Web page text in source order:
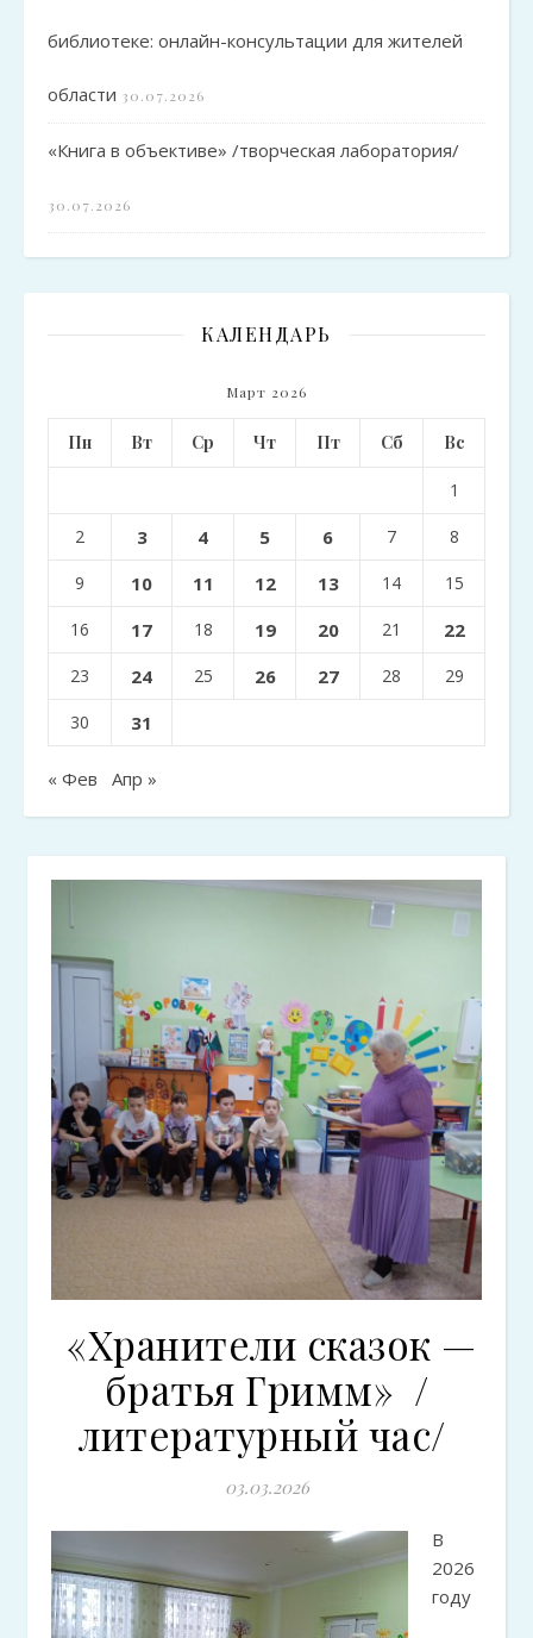
библиотеке: онлайн-консультации для жителей
области 30.07.2026
«Книга в объективе» /творческая лаборатория/
30.07.2026
КАЛЕНДАРЬ
Март 2026
Пн Вт Ср Чт Пт Сб Вс
1
2 3 4 5 6 7 8
9 10 11 12 13 14 15
16 17 18 19 20 21 22
23 24 25 26 27 28 29
30 31
« Фев Апр »
«Хранители сказок —
братья Гримм» /
литературный час/
03.03.2026
В
2026
году